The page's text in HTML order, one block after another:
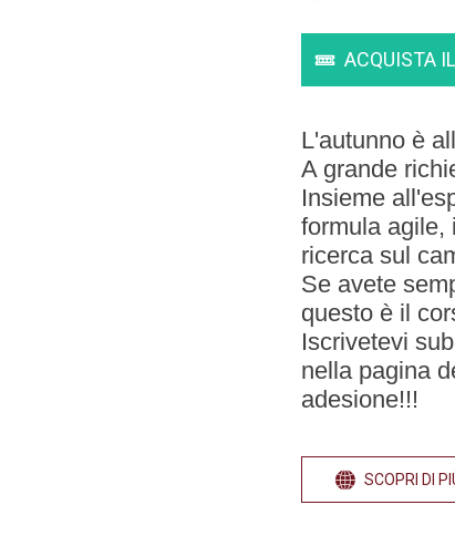
ACQUISTA
L'autunno è
A grande
Insieme
formula agile,
ricerca sul
Se avete
questo è il
Iscrivetevi
nella pagina
adesione!!!
SCOPRI DI